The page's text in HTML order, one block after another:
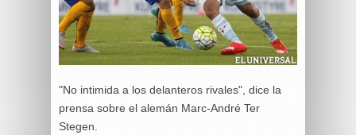
"No intimida a los delanteros rivales", dice la
prensa sobre el alemán Marc-André Ter
Stegen.